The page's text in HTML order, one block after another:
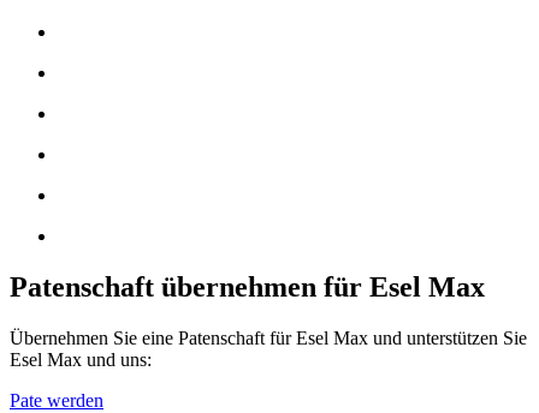
Patenschaft übernehmen für Esel Max
Übernehmen Sie eine Patenschaft für Esel Max und unterstützen Sie
Esel Max und uns:
Pate werden